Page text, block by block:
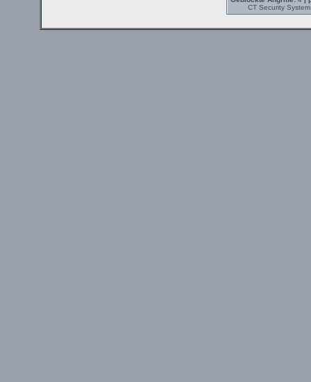
CT Security